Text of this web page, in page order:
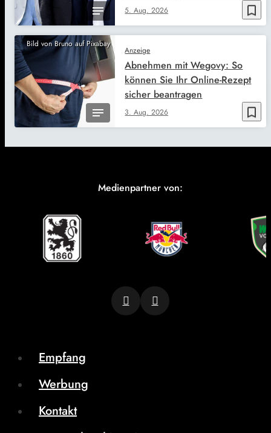
bookmark_border
5. Aug. 2026
Bild von Bruno auf Pixabay
bookmark_border
Anzeige
3. Aug. 2026
Abnehmen mit Wegovy: So
können Sie Ihr Online-Rezept
sicher beantragen
Medienpartner von:
Empfang
Werbung
Kontakt